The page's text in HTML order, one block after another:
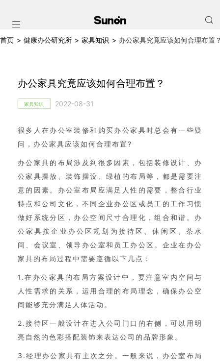
首页 > 健康办公研究所 > 家具知识 > 办公家具究竟应该如何合理布置
办公家具究竟应该如何合理布置？
家具知识 2022-08-31
很多人在办公室装修和购买办公家具时总会有一些疑
问，办公家具应该如何合理布置?
办公家具的布局涉及到很多因素，包括装修设计、办
公家具摆放、装饰摆设、绿植的布局等，都是需要注
意的因素。办公室布局应满足人性的需要，整合行业
特点和公司文化，不同企业办公区或员工的工作习惯
做好系统分区，办公空间尺寸合理化，组合和谐。办
公家具按企业办公区规划为接待区、休闲区、茶水
间、会议室、领导办公室和员工办公区。企业在办公
家具的布局过程中需要遵循以下几点：
1.在办公家具的布局方案设计中，要注意室内空间与
人性需求的关系，运用合理的布局理念，确保办公空
间能够充分满足人体活动。
2.接待区一般设计在进入公司门口的右侧，可以用明
亮自然的色彩搭配装饰来表达公司的品牌形象。
3.经理办公家具有主次之分。一般来说，办公室布局